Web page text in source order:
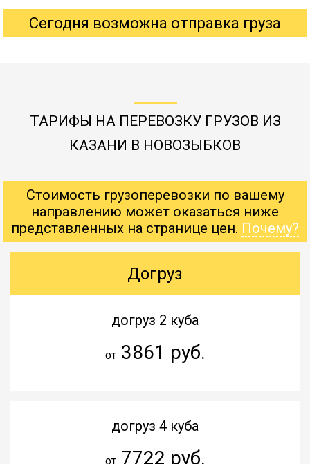
Сегодня возможна отправка груза
ТАРИФЫ НА ПЕРЕВОЗКУ ГРУЗОВ ИЗ
КАЗАНИ В НОВОЗЫБКОВ
Стоимость грузоперевозки по вашему
направлению может оказаться ниже
представленных на странице цен. Почему?
Догруз
догруз 2 куба
от3861 руб.
догруз 4 куба
от7722 руб.